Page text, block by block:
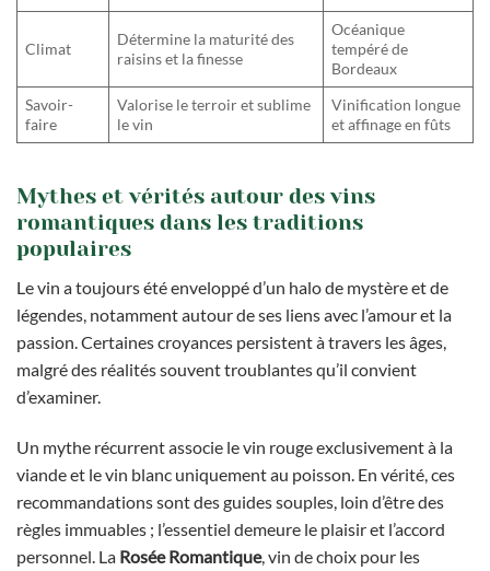
Climat
Détermine la maturité des
raisins et la finesse
Océanique
tempéré de
Bordeaux
Savoir-
faire
Valorise le terroir et sublime
le vin
Vinification longue
et affinage en fûts
Mythes et vérités autour des vins
romantiques dans les traditions
populaires
Le vin a toujours été enveloppé d’un halo de mystère et de
légendes, notamment autour de ses liens avec l’amour et la
passion. Certaines croyances persistent à travers les âges,
malgré des réalités souvent troublantes qu’il convient
d’examiner.
Un mythe récurrent associe le vin rouge exclusivement à la
viande et le vin blanc uniquement au poisson. En vérité, ces
recommandations sont des guides souples, loin d’être des
règles immuables ; l’essentiel demeure le plaisir et l’accord
personnel. La Rosée Romantique, vin de choix pour les